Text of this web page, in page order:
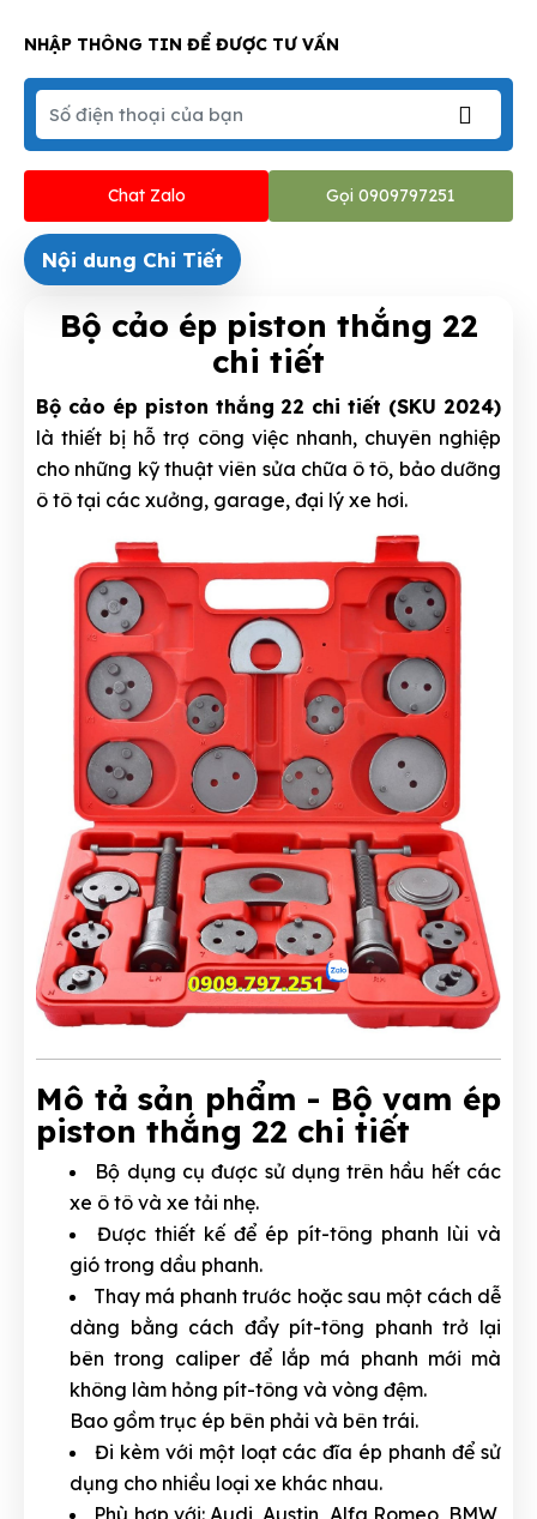
NHẬP THÔNG TIN ĐỂ ĐƯỢC TƯ VẤN
Chat Zalo Gọi 0909797251
Nội dung Chi Tiết
Bộ cảo ép piston thắng 22
chi tiết
Bộ cảo ép piston thắng 22 chi tiết (SKU 2024)
là thiết bị hỗ trợ công việc nhanh, chuyên nghiệp
cho những kỹ thuật viên sửa chữa ô tô, bảo dưỡng
ô tô tại các xưởng, garage, đại lý xe hơi.
Mô tả sản phẩm - Bộ vam ép
piston thắng 22 chi tiết
Bộ dụng cụ được sử dụng trên hầu hết các
xe ô tô và xe tải nhẹ.
Được thiết kế để ép pít-tông phanh lùi và
gió trong dầu phanh.
Thay má phanh trước hoặc sau một cách dễ
dàng bằng cách đẩy pít-tông phanh trở lại
bên trong caliper để lắp má phanh mới mà
không làm hỏng pít-tông và vòng đệm.
Bao gồm trục ép bên phải và bên trái.
Đi kèm với một loạt các đĩa ép phanh để sử
dụng cho nhiều loại xe khác nhau.